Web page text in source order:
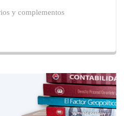
y complementos